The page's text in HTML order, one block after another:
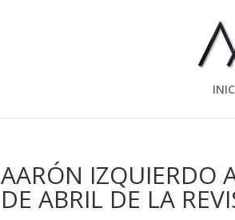
AARÓN IZQUIERDO
DE ABRIL DE LA